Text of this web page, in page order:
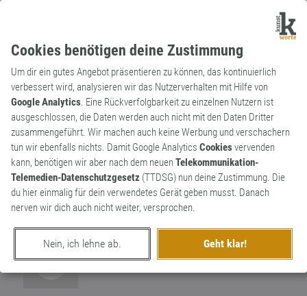
Cookies benötigen deine Zustimmung
Um dir ein gutes Angebot präsentieren zu können, das kontinuierlich
verbessert wird, analysieren wir das Nutzerverhalten mit Hilfe von
Google Analytics. Eine Rückverfolgbarkeit zu einzelnen Nutzern ist
ausgeschlossen, die Daten werden auch nicht mit den Daten Dritter
zusammengeführt. Wir machen auch keine Werbung und verschachern
tun wir ebenfalls nichts. Damit Google Analytics Cookiesvervenden
kann, benötigen wir aber nach dem neuenTelekommunikation-
Telemedien-Datenschutzgesetz (TTDSG) nun deine Zustimmung. Die
du hier einmalig für dein verwendetes Gerät geben musst. Danach
nerven wir dich auch nicht weiter, versprochen.
Nein, ich lehne ab. Geht klar!
Kunstwort
Redewendung
Ich sag mal
Überflüssiger Zusatz und Aufblähung zum
Zweck des Drumherumredens und der
Zeitverschwendung.
1
erschaffen von
am 5. Juli 2013